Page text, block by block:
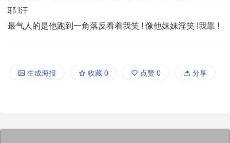
耶 !汗
最气人的是他跑到一角落反看着我笑 ! 像他妹妹淫笑 !我靠 !
生成海报 收藏 0 点赞 0 分享